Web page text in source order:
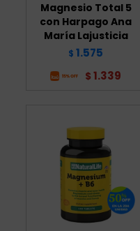
Magnesio Total 5
con Harpago Ana
María Lajusticia
$ 1.575
$ 1.339